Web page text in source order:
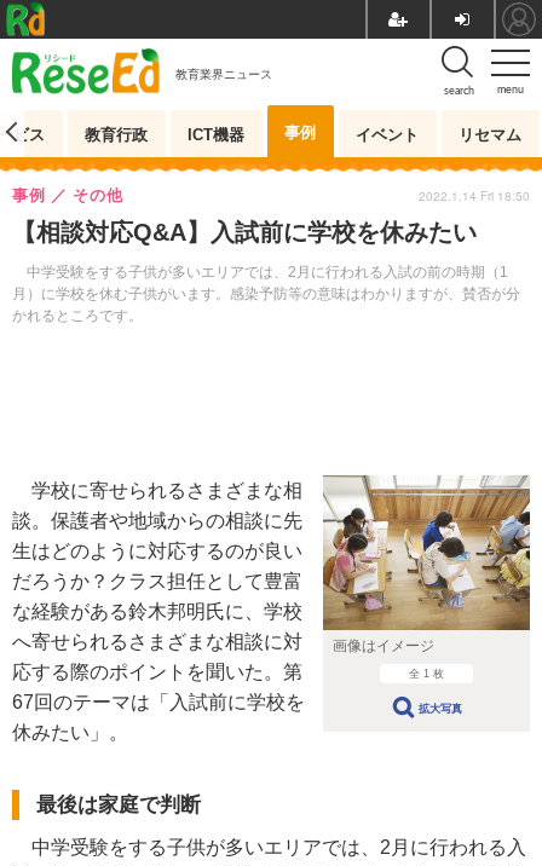
menu
search
教育業界ニュース
ビス 教育行政 ICT機器 事例 イベント リセマム
【相談対応Q&A】入試前に学校を休みたい
中学受験をする子供が多いエリアでは、2月に行われる入試の前の時期（1
月）に学校を休む子供がいます。感染予防等の意味はわかりますが、賛否が分
かれるところです。
事例 その他 2022.1.14 Fri 18:50
画像はイメージ
全 1 枚
拡大写真
学校に寄せられるさまざまな相
談。保護者や地域からの相談に先
生はどのように対応するのが良い
だろうか？クラス担任として豊富
な経験がある鈴木邦明氏に、学校
へ寄せられるさまざまな相談に対
応する際のポイントを聞いた。第
67回のテーマは「入試前に学校を
休みたい」。
最後は家庭で判断
中学受験をする子供が多いエリアでは、2月に行われる入